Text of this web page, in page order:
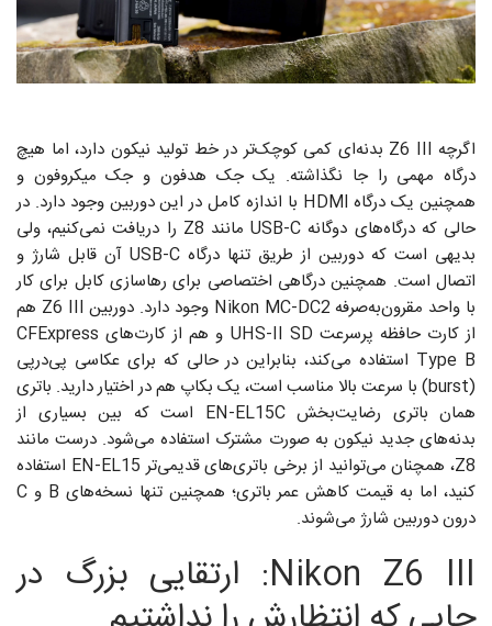
اگرچه Z6 III بدنه‌ای کمی کوچک‌تر در خط تولید نیکون دارد، اما هیچ
درگاه مهمی را جا نگذاشته. یک جک هدفون و جک میکروفون و
همچنین یک درگاه HDMI با اندازه کامل در این دوربین وجود دارد. در
حالی که درگاه‌های دوگانه USB-C مانند Z8 را دریافت نمی‌کنیم، ولی
بدیهی است که دوربین از طریق تنها درگاه USB-C آن قابل شارژ و
اتصال است. همچنین درگاهی اختصاصی برای رهاسازی کابل برای کار
با واحد مقرون‌به‌صرفه Nikon MC-DC2 وجود دارد. دوربین Z6 III هم
از کارت حافظه پرسرعت UHS-II SD و هم از کارت‌های CFExpress
Type B استفاده می‌کند، بنابراین در حالی که برای عکاسی پی‌درپی
(burst) با سرعت بالا مناسب است، یک بکاپ هم در اختیار دارید. باتری
همان باتری رضایت‌بخش EN-EL15C است که بین بسیاری از
بدنه‌های جدید نیکون به صورت مشترک استفاده می‌شود. درست مانند
Z8، همچنان می‌توانید از برخی باتری‌های قدیمی‌تر EN-EL15 استفاده
کنید، اما به قیمت کاهش عمر باتری؛ همچنین تنها نسخه‌های B و C
درون دوربین شارژ می‌شوند.
Nikon Z6 III: ارتقایی بزرگ در